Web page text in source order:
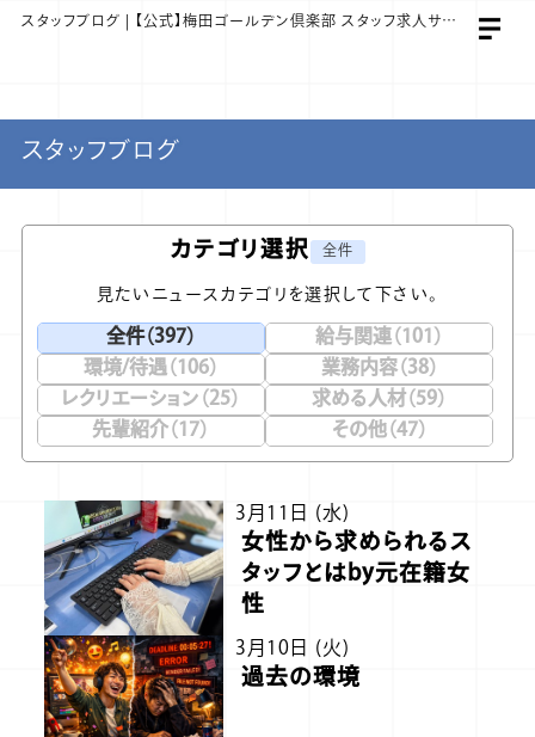
スタッフブログ | 【公式】梅田ゴールデン倶楽部 スタッフ求人サイト
スタッフブログ
カテゴリ選択 全件
見たいニュースカテゴリを選択して下さい。
全件（397）
給与関連（101）
環境/待遇（106）
業務内容（38）
レクリエーション（25）
求める人材（59）
先輩紹介（17）
その他（47）
3月11日 (水)
女性から求められるス
タッフとはby元在籍女
性
3月10日 (火)
過去の環境